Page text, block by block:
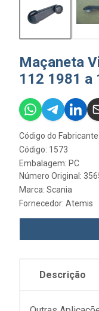
Maçaneta
112 1981 a
Código do
Código: 1573
Embalagem: PC
Número Original:
Marca: Scania
Fornecedor: Atemis
Descrição